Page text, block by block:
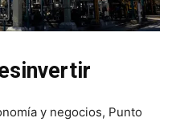
y negocios, Punto